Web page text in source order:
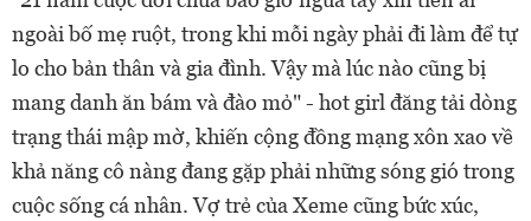
ngoài bố mẹ ruột, trong khi mỗi ngày phải đi làm để tự
lo cho bản thân và gia đình. Vậy mà lúc nào cũng bị
mang danh ăn bám và đào mỏ" - hot girl đăng tải dòng
trạng thái mập mờ, khiến cộng đồng mạng xôn xao về
khả năng cô nàng đang gặp phải những sóng gió trong
cuộc sống cá nhân. Vợ trẻ của Xeme cũng bức xúc,